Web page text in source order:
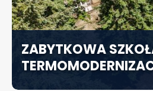
ZABYTKOWA
KONFERENCJA PT.
ROZPORZĄDZENIA
SZCZECIN
SPECJALISTYCZNE